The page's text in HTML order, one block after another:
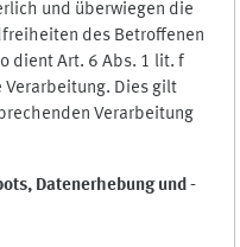
und überwiegen die
des Betroffenen
dient Art. 6 Abs. 1 lit. f
Verarbeitung. Dies gilt
Verarbeitung
Datenerhebung und -